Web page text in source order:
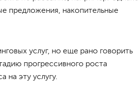
предложения, накопительные
услуг, но еще рано говорить
прогрессивного роста
на эту услугу.